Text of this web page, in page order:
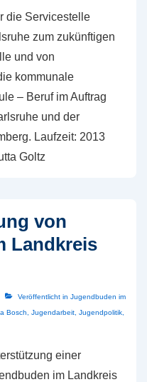
die Servicestelle
zum zukünftigen
und von
kommunale
– Beruf im Auftrag
und der
Laufzeit: 2013
Goltz
von
Landkreis
Veröffentlicht in Jugendbuden im
Bosch Jugendarbeit Jugendpolitik
einer
im Landkreis